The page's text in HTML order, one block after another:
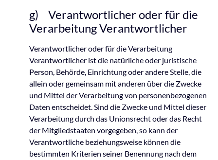
g) Verantwortlicher oder für die
Verarbeitung Verantwortlicher
Verantwortlicher oder für die Verarbeitung
Verantwortlicher ist die natürliche oder juristische
Person, Behörde, Einrichtung oder andere Stelle, die
allein oder gemeinsam mit anderen über die Zwecke
und Mittel der Verarbeitung von personenbezogenen
Daten entscheidet. Sind die Zwecke und Mittel dieser
Verarbeitung durch das Unionsrecht oder das Recht
der Mitgliedstaaten vorgegeben, so kann der
Verantwortliche beziehungsweise können die
bestimmten Kriterien seiner Benennung nach dem